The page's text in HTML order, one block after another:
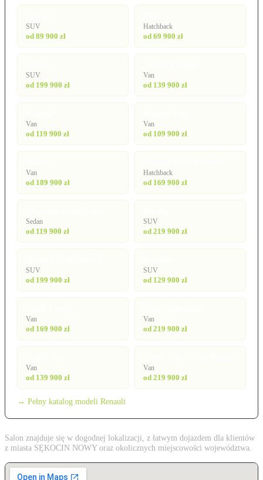
SUV
od 89 900 zł
Hatchback
od 69 900 zł
SUV
od 199 900 zł
Van
od 139 900 zł
Van
od 119 900 zł
Van
od 109 900 zł
Van
od 189 900 zł
Hatchback
od 169 900 zł
Sedan
od 119 900 zł
SUV
od 219 900 zł
SUV
od 199 900 zł
SUV
od 129 900 zł
Van
od 169 900 zł
Van
od 219 900 zł
Van
od 139 900 zł
Van
od 219 900 zł
→ Pełny katalog modeli Renault
Salon znajduje się w dogodnej lokalizacji, z łatwym dojazdem dla klientów
z miasta SĘKOCIN NOWY oraz okolicznych miejscowości województwa.